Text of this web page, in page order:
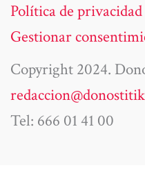
Política de privacidad
Gestionar
Copyright 2024.
Tel: 666 01 41 00